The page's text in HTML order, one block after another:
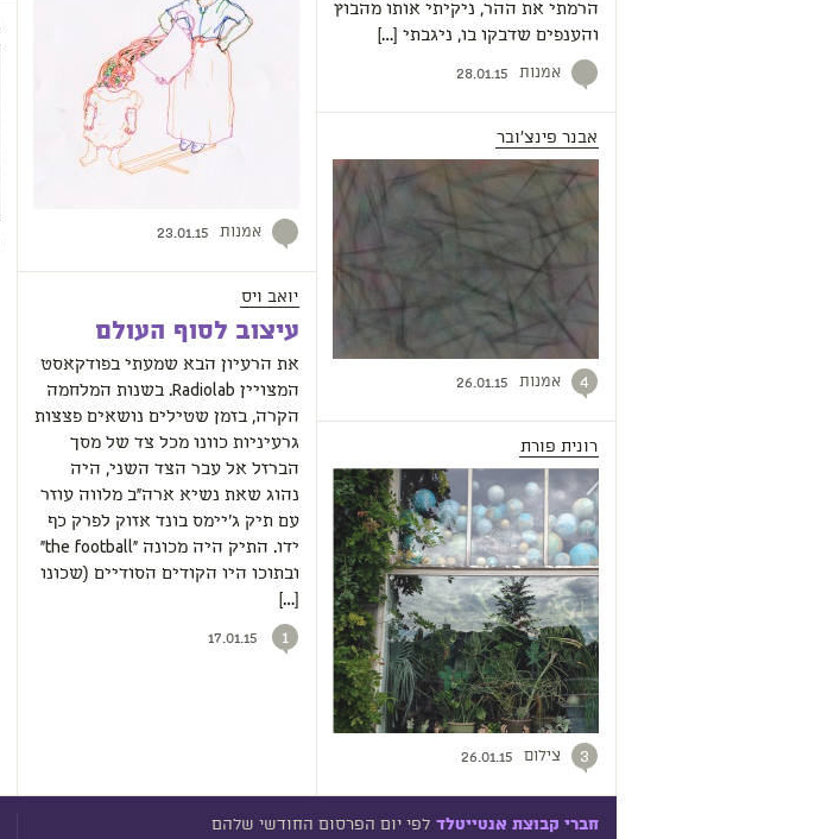
הרמתי את ההר, ניקיתי אותו מהבוץ
והענפים שדבקו בו, ניגבתי […]
אמנות 28.01.15
אבנר פינצ'ובר
4 אמנות 26.01.15
רונית פורת
3 צילום 26.01.15
אמנות 23.01.15
יואב ויס
עיצוב לסוף העולם
את הרעיון הבא שמעתי בפודקאסט
המצויין Radiolab. בשנות המלחמה
הקרה, בזמן שטילים נושאים פצצות
גרעיניות כוונו מכל צד של מסך
הברזל אל עבר הצד השני, היה
נהוג שאת נשיא ארה"ב מלווה עוזר
עם תיק ג'יימס בונד אזוק לפרק כף
ידו. התיק היה מכונה "the football"
ובתוכו היו הקודים הסודיים (שכונו
[…]
1
17.01.15
חברי קבוצת אנטייטלד לפי יום הפרסום החודשי שלהם